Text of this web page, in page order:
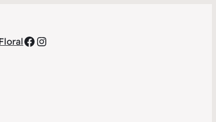
Facebook
Instagram